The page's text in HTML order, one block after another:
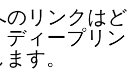
のリンクは
ディープリ
す。